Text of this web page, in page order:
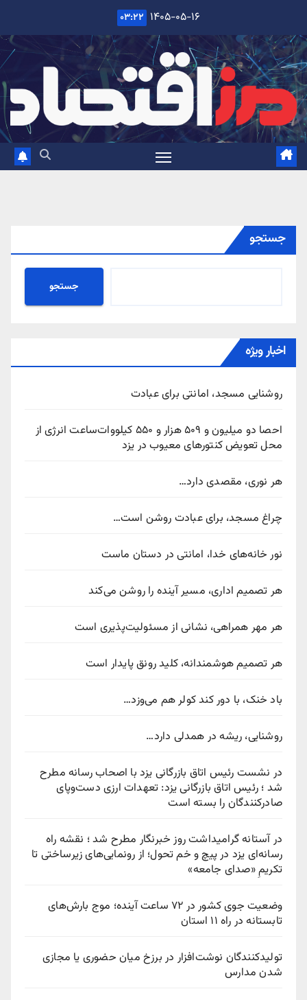
content
۱۴۰۵-۰۵-۱۶ ۰۳:۲۲
جستجو
جستجو
اخبار ویژه
روشنایی مسجد، امانتی برای عبادت
احصا دو میلیون و ۵۰۹ هزار و ۵۵۰ کیلووات‌ساعت انرژی از
محل تعویض کنتورهای معیوب در یزد
هر نوری، مقصدی دارد…
چراغ مسجد، برای عبادت روشن است…
نور خانه‌های خدا، امانتی در دستان ماست
هر تصمیم اداری، مسیر آینده را روشن می‌کند
هر مهر همراهی، نشانی از مسئولیت‌پذیری است
هر تصمیم هوشمندانه، کلید رونق پایدار است
باد خنک، با دور کند کولر هم می‌وزد…
روشنایی، ریشه در همدلی دارد…
در نشست رئیس اتاق بازرگانی یزد با اصحاب رسانه مطرح
شد ؛ رئیس اتاق بازرگانی یزد: تعهدات ارزی دست‌وپای
صادرکنندگان را بسته است
در آستانه گرامیداشت روز خبرنگار مطرح شد ؛ نقشه راه
رسانه‌ای یزد در پیچ‌ و خم تحول؛ از رونمایی‌های زیرساختی تا
تکریمِ «صدای جامعه»
وضعیت جوی کشور در ۷۲ ساعت آینده؛ موج بارش‌های
تابستانه در راه ۱۱ استان
تولیدکنندگان نوشت‌افزار در برزخ میان حضوری یا مجازی
شدن مدارس